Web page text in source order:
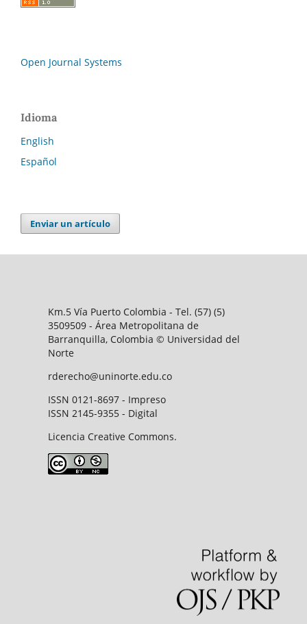
Open Journal Systems
Idioma
English
Español
Enviar un artículo
Km.5 Vía Puerto Colombia - Tel. (57) (5)
3509509 - Área Metropolitana de
Barranquilla, Colombia © Universidad del
Norte
rderecho@uninorte.edu.co
ISSN 0121-8697 - Impreso
ISSN 2145-9355 - Digital
Licencia Creative Commons.